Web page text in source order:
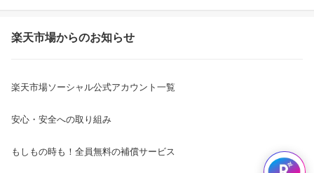
楽天市場からのお知らせ
楽天市場ソーシャル公式アカウント一覧
安心・安全への取り組み
もしもの時も！全員無料の補償サービス